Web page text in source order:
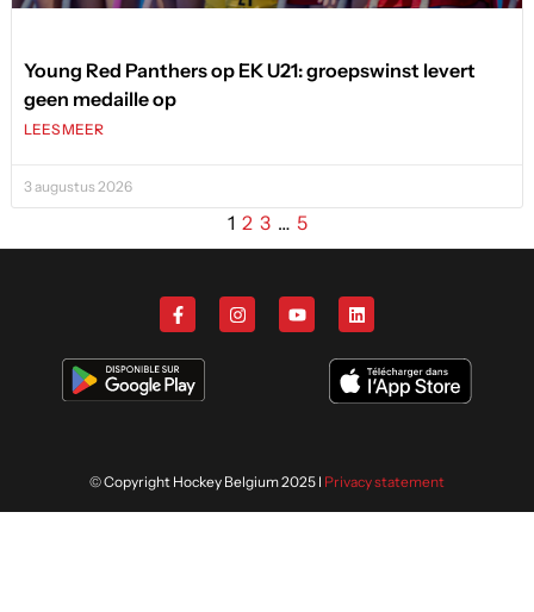
Young Red Panthers op EK U21: groepswinst levert
geen medaille op
LEES MEER
3 augustus 2026
1 2 3 … 5
© Copyright Hockey Belgium 2025 I Privacy statement